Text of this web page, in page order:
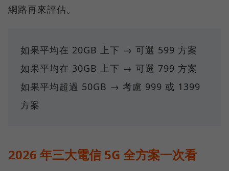
網路再來評估。
如果平均在 20GB 上下 → 可選 599 方案
如果平均在 30GB 上下 → 可選 799 方案
如果平均超過 50GB → 考慮 999 或 1399
方案
2026 年三大電信 5G 全方案一次看